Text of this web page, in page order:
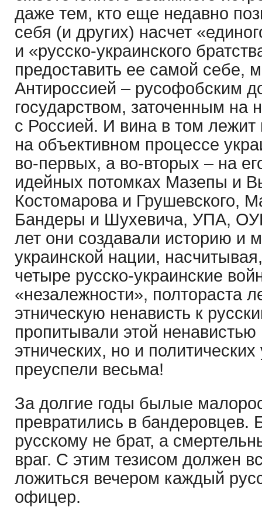
даже тем, кто еще недавно
себя (и других) насчет
и «русско-украинского
предоставить ее самой себе,
Антироссией – русофобским
государством, заточенным на
с Россией. И вина в том лежит
на объективном процессе
во-первых, а во-вторых – на
идейных потомках Мазепы и
Костомарова и Грушевского,
Бандеры и Шухевича, УПА,
лет они создавали историю и
украинской нации,
четыре русско-украинские
«незалежности», полтораста
этническую ненависть к
пропитывали этой ненавистью
этнических, но и
преуспели весьма!
За долгие годы былые
превратились в бандеровцев.
русскому не брат, а
враг. С этим тезисом должен
ложиться вечером каждый
офицер.